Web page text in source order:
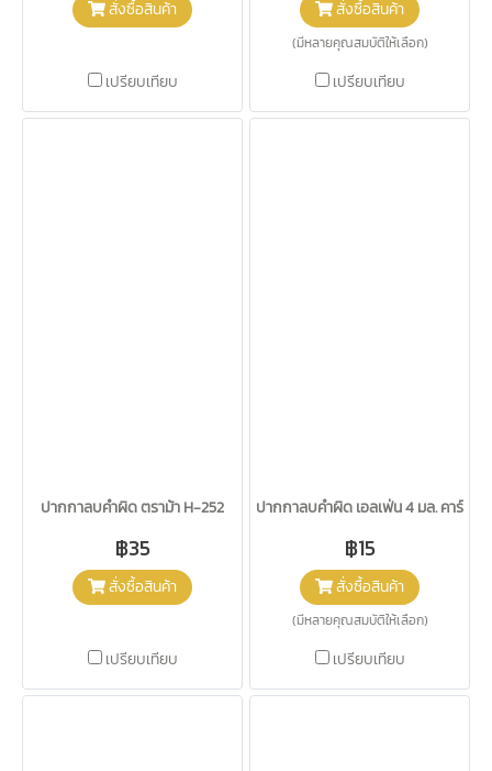
สั่งซื้อสินค้า
เปรียบเทียบ
สั่งซื้อสินค้า
(มีหลายคุณสมบัติให้เลือก)
เปรียบเทียบ
ปากกาลบคำผิด ตราม้า H-252
฿35
สั่งซื้อสินค้า
เปรียบเทียบ
ปากกาลบคำผิด เอลเฟ่น 4 มล. คาร์พิวัล
฿15
สั่งซื้อสินค้า
(มีหลายคุณสมบัติให้เลือก)
เปรียบเทียบ